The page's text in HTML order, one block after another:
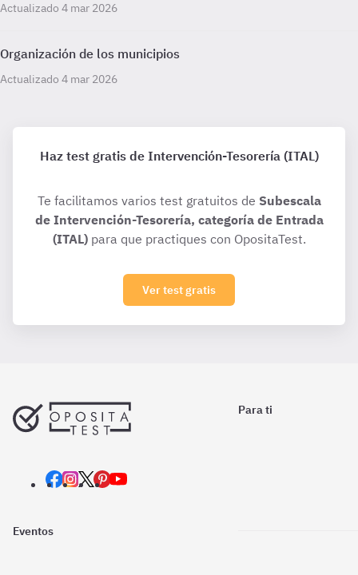
Actualizado 4 mar 2026
Organización de los municipios
Actualizado 4 mar 2026
Haz test gratis de Intervención-Tesorería (ITAL)
Te facilitamos varios test gratuitos de Subescala
de Intervención-Tesorería, categoría de Entrada
(ITAL)para que practiques con OpositaTest.
Ver test gratis
Para ti
Eventos